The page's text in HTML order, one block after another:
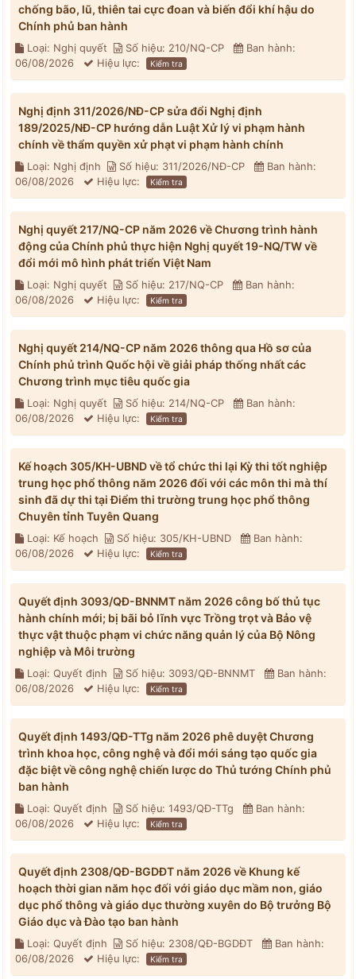
chống bão, lũ, thiên tai cực đoan và biến đổi khí hậu do
Chính phủ ban hành
Loại: Nghị quyết Số hiệu: 210/NQ-CP
Ban hành:
06/08/2026
Hiệu lực: Kiểm tra
Nghị định 311/2026/NĐ-CP sửa đổi Nghị định
189/2025/NĐ-CP hướng dẫn Luật Xử lý vi phạm hành
chính về thẩm quyền xử phạt vi phạm hành chính
Loại: Nghị định Số hiệu: 311/2026/NĐ-CP
Ban hành:
06/08/2026
Hiệu lực: Kiểm tra
Nghị quyết 217/NQ-CP năm 2026 về Chương trình hành
động của Chính phủ thực hiện Nghị quyết 19-NQ/TW về
đổi mới mô hình phát triển Việt Nam
Loại: Nghị quyết Số hiệu: 217/NQ-CP
Ban hành:
06/08/2026
Hiệu lực: Kiểm tra
Nghị quyết 214/NQ-CP năm 2026 thông qua Hồ sơ của
Chính phủ trình Quốc hội về giải pháp thống nhất các
Chương trình mục tiêu quốc gia
Loại: Nghị quyết Số hiệu: 214/NQ-CP
Ban hành:
06/08/2026
Hiệu lực: Kiểm tra
Kế hoạch 305/KH-UBND về tổ chức thi lại Kỳ thi tốt nghiệp
trung học phổ thông năm 2026 đối với các môn thi mà thí
sinh đã dự thi tại Điểm thi trường trung học phổ thông
Chuyên tỉnh Tuyên Quang
Loại: Kế hoạch Số hiệu: 305/KH-UBND
Ban hành:
06/08/2026
Hiệu lực: Kiểm tra
Quyết định 3093/QĐ-BNNMT năm 2026 công bố thủ tục
hành chính mới; bị bãi bỏ lĩnh vực Trồng trọt và Bảo vệ
thực vật thuộc phạm vi chức năng quản lý của Bộ Nông
nghiệp và Môi trường
Loại: Quyết định Số hiệu: 3093/QĐ-BNNMT
Ban hành:
06/08/2026
Hiệu lực: Kiểm tra
Quyết định 1493/QĐ-TTg năm 2026 phê duyệt Chương
trình khoa học, công nghệ và đổi mới sáng tạo quốc gia
đặc biệt về công nghệ chiến lược do Thủ tướng Chính phủ
ban hành
Loại: Quyết định Số hiệu: 1493/QĐ-TTg
Ban hành:
06/08/2026
Hiệu lực: Kiểm tra
Quyết định 2308/QĐ-BGDĐT năm 2026 về Khung kế
hoạch thời gian năm học đối với giáo dục mầm non, giáo
dục phổ thông và giáo dục thường xuyên do Bộ trưởng Bộ
Giáo dục và Đào tạo ban hành
Loại: Quyết định Số hiệu: 2308/QĐ-BGDĐT
Ban hành:
06/08/2026
Hiệu lực: Kiểm tra